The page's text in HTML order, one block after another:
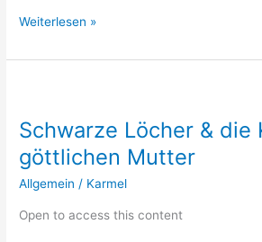
Weiterlesen »
Schwarze Löcher & die
göttlichen Mutter
Allgemein / Karmel
Open to access this content
&
die
Kraft
der
Mutter